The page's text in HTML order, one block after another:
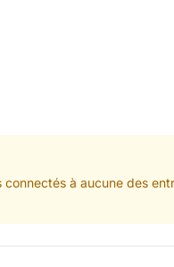
à aucune des